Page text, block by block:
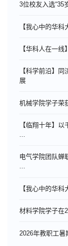
3位校友入选“35
【我心中的华
【华科人在一
【科学前沿】
展
机械学院学子荣
【临翔十年】
...
电气学院团队蝉
...
【我心中的华
材料学院学子在
​2026年教职工暑